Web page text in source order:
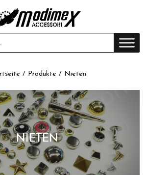
/ Produkte / Nieten
NIETEN